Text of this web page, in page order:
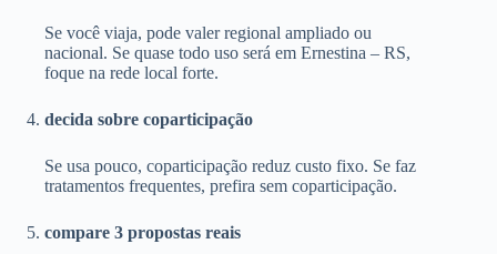
Se você viaja, pode valer regional ampliado ou
nacional. Se quase todo uso será em Ernestina – RS,
foque na rede local forte.
decida sobre coparticipação
Se usa pouco, coparticipação reduz custo fixo. Se faz
tratamentos frequentes, prefira sem coparticipação.
compare 3 propostas reais